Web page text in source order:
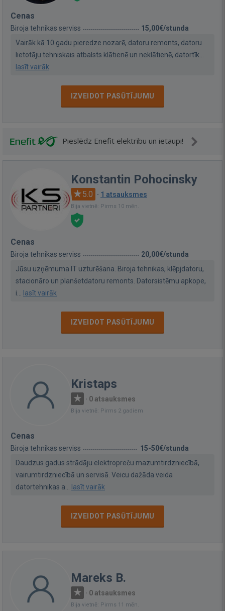
Cenas
Biroja tehnikas serviss
15,00€/stunda
Vairāk kā 10 gadu pieredze nozarē, datoru remonts, datoru
lietotāju tehniskais atbalsts klātienē un neklātienē, datortīk...
lasīt vairāk
IZVEIDOT PASŪTĪJUMU
Pieslēdz Enefit elektrību un ietaupi!
Konstantin Pohocinsky
5.0 · 1 atsauksmes
Bija vietnē: Pirms 10 mēn.
Cenas
Biroja tehnikas serviss
20,00€/stunda
Jūsu uzņēmuma IT uzturēšana. Biroja tehnikas, klēpjdatoru,
stacionāro un planšetdatoru remonts. Datorsistēmu apkope,
i... lasīt vairāk
IZVEIDOT PASŪTĪJUMU
Kristaps
· 0 atsauksmes
Bija vietnē: Pirms 2 gadiem
Cenas
Biroja tehnikas serviss
15-50€/stunda
Daudzus gadus strādāju elektropreču mazumtirdzniecībā,
vairumtirdzniecībā un servisā. Veicu dažāda veida
datortehnikas a... lasīt vairāk
IZVEIDOT PASŪTĪJUMU
Mareks B.
· 0 atsauksmes
Bija vietnē: Pirms 11 mēn.